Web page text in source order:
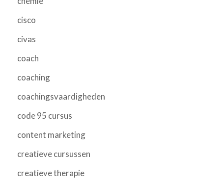
cisco
civas
coach
coaching
coachingsvaardigheden
code 95 cursus
content marketing
creatieve cursussen
creatieve therapie